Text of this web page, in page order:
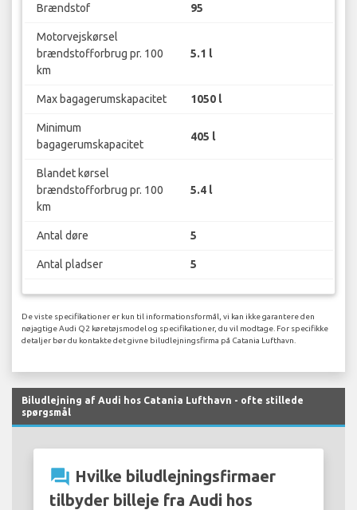
Brændstof 95
Motorvejskørsel
brændstofforbrug pr. 100
km
5.1 l
Max bagagerumskapacitet 1050 l
Minimum
bagagerumskapacitet
405 l
Blandet kørsel
brændstofforbrug pr. 100
km
5.4 l
Antal døre 5
Antal pladser 5
De viste specifikationer er kun til informationsformål, vi kan ikke garantere den
nøjagtige Audi Q2 køretøjsmodel og specifikationer, du vil modtage. For specifikke
detaljer bør du kontakte det givne biludlejningsfirma på Catania Lufthavn.
Biludlejning af Audi hos Catania Lufthavn - ofte stillede
spørgsmål
question_answer Hvilke biludlejningsfirmaer
tilbyder billeje fra Audi hos